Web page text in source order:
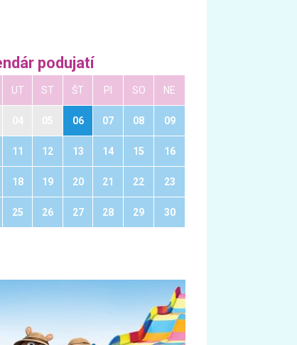
podujatí
UT ST ŠT PI SO NE
06 07 08 09
11 12 13 14 15 16
18 19 20 21 22 23
25 26 27 28 29 30